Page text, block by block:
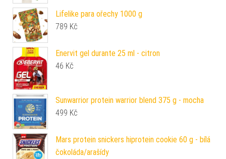
Lifelike para ořechy 1000 g
789 Kč
Enervit gel durante 25 ml - citron
46 Kč
Sunwarrior protein warrior blend 375 g - mocha
499 Kč
Mars protein snickers hiprotein cookie 60 g - bílá
čokoláda/arašídy